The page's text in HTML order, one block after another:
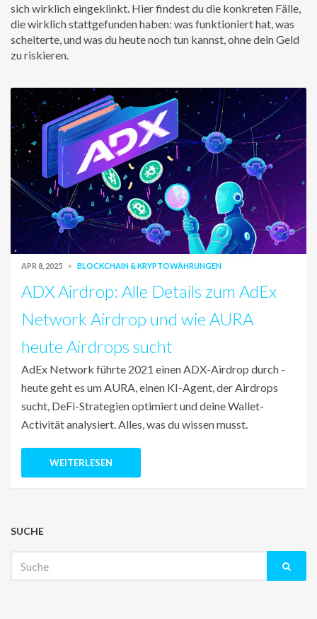
sich wirklich eingeklinkt. Hier findest du die konkreten Fälle,
die wirklich stattgefunden haben: was funktioniert hat, was
scheiterte, und was du heute noch tun kannst, ohne dein Geld
zu riskieren.
APR 8, 2025 BLOCKCHAIN & KRYPTOWÄHRUNGEN
ADX Airdrop: Alle Details zum AdEx
Network Airdrop und wie AURA
heute Airdrops sucht
AdEx Network führte 2021 einen ADX-Airdrop durch -
heute geht es um AURA, einen KI-Agent, der Airdrops
sucht, DeFi-Strategien optimiert und deine Wallet-
Activität analysiert. Alles, was du wissen musst.
WEITERLESEN
SUCHE
nach: